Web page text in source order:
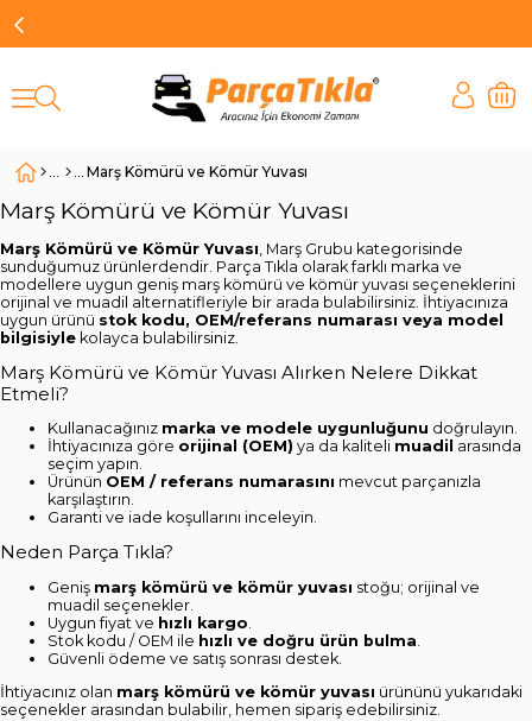
Marş Kömürü ve Kömür Yuvası
Marş Kömürü ve Kömür Yuvası
Marş Kömürü ve Kömür Yuvası , Marş Grubu kategorisinde
sunduğumuz ürünlerdendir. Parça Tıkla olarak farklı marka ve
modellere uygun geniş marş kömürü ve kömür yuvası seçeneklerini
orijinal ve muadil alternatifleriyle bir arada bulabilirsiniz. İhtiyacınıza
uygun ürünü stok kodu, OEM/referans numarası veya model
bilgisiyle kolayca bulabilirsiniz.
Marş Kömürü ve Kömür Yuvası Alırken Nelere Dikkat
Etmeli?
Kullanacağınız marka ve modele uygunluğunu doğrulayın.
İhtiyacınıza göre orijinal (OEM) ya da kaliteli muadil arasında
seçim yapın.
Ürünün OEM / referans numarasını mevcut parçanızla
karşılaştırın.
Garanti ve iade koşullarını inceleyin.
Neden Parça Tıkla?
Geniş marş kömürü ve kömür yuvası stoğu; orijinal ve
muadil seçenekler.
Uygun fiyat ve hızlı kargo
Stok kodu / OEM ile hızlı ve doğru ürün bulma
Güvenli ödeme ve satış sonrası destek.
İhtiyacınız olan marş kömürü ve kömür yuvası ürününü yukarıdaki
seçenekler arasından bulabilir, hemen sipariş edebilirsiniz.